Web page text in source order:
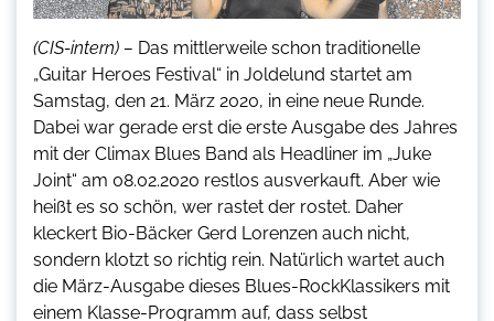
(CIS-intern) – Das mittlerweile schon traditionelle
„Guitar Heroes Festival“ in Joldelund startet am
Samstag, den 21. März 2020, in eine neue Runde.
Dabei war gerade erst die erste Ausgabe des Jahres
mit der Climax Blues Band als Headliner im „Juke
Joint“ am 08.02.2020 restlos ausverkauft. Aber wie
heißt es so schön, wer rastet der rostet. Daher
kleckert Bio-Bäcker Gerd Lorenzen auch nicht,
sondern klotzt so richtig rein. Natürlich wartet auch
die März-Ausgabe dieses Blues-RockKlassikers mit
einem Klasse-Programm auf, dass selbst